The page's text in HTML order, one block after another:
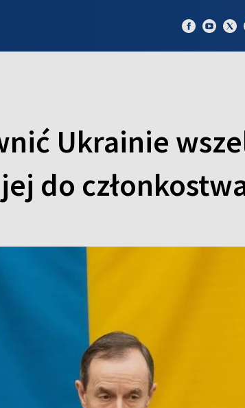
Ukrainie
do